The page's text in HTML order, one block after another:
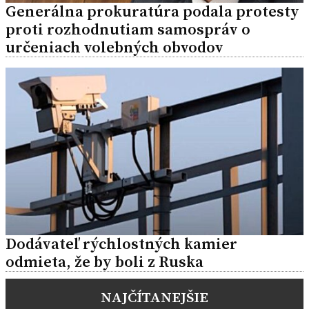
Generálna prokuratúra podala protesty
proti rozhodnutiam samospráv o
určeniach volebných obvodov
Dodávateľ rýchlostných kamier
odmieta, že by boli z Ruska
NAJČÍTANEJŠIE